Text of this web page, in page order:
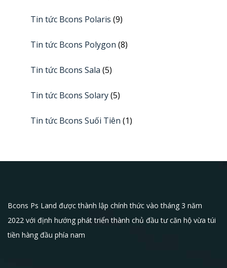
Tin tức Bcons Polaris (9)
Tin tức Bcons Polygon (8)
Tin tức Bcons Sala (5)
Tin tức Bcons Solary(5)
Tin tức Bcons Suối Tiên (1)
Bcons Ps Land được thành lập chính thức vào tháng 3 năm
2022 với định hướng phát triển thành chủ đầu tư căn hộ vừa túi
tiền hàng đầu phía nam